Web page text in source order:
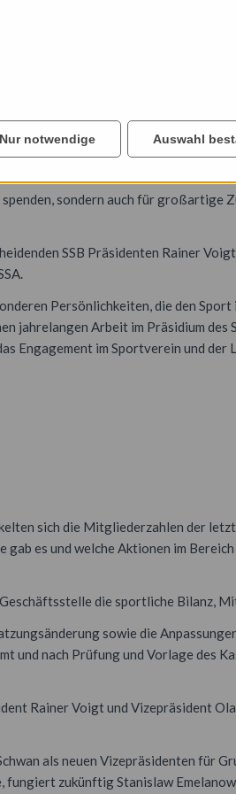
freute er sich über das große
, die die Bedeutung der Sportstadt
nicht nur für das Ehrenamt in den
sondern auch für großartige
SSB Präsidenten Rainer
Persönlichkeiten, die den
jahrelangen Arbeit im Präsidium des
Engagement im Sportverein und der
sich die Mitgliederzahlen der
es und welche Aktionen im
die sportliche
sowie die
und nach Prüfung und Vorlage des
Rainer Voigt und Vizepräsident
als neuen Vizepräsidenten für
fungiert zukünftig Stanislaw
Nur notwendige Auswahl